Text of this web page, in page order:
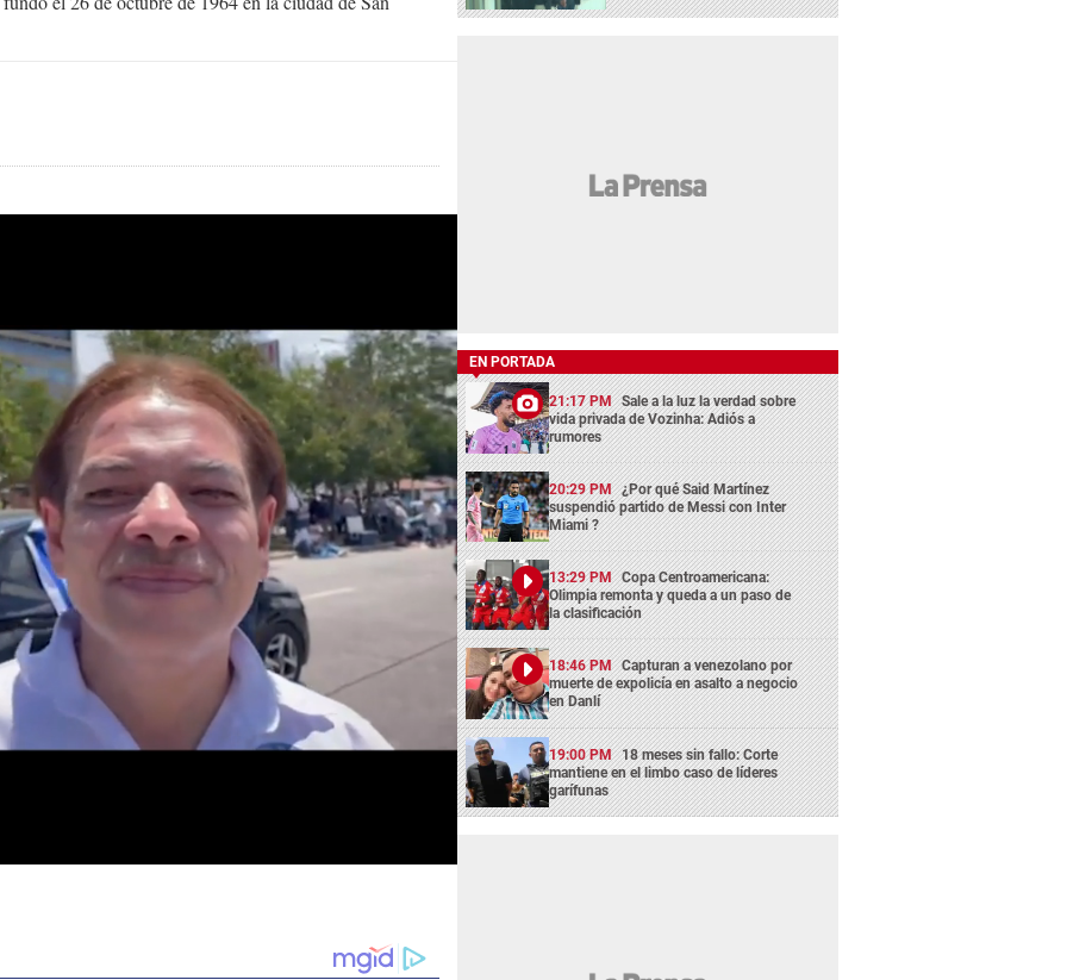
EN PORTADA
21:17 PM Sale a la luz la verdad sobre
vida privada de Vozinha: Adiós a
rumores
20:29 PM ¿Por qué Said Martínez
suspendió partido de Messi con Inter
Miami ?
13:29 PM Copa Centroamericana:
Olimpia remonta y queda a un paso de
la clasificación
18:46 PM Capturan a venezolano por
muerte de expolicía en asalto a negocio
en Danlí
19:00 PM 18 meses sin fallo: Corte
mantiene en el limbo caso de líderes
garífunas